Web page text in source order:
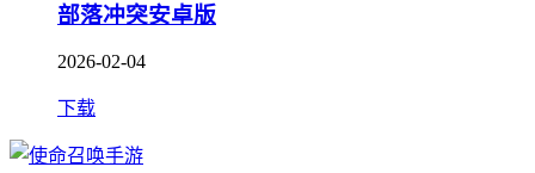
部落冲突安卓版
2026-02-04
下载